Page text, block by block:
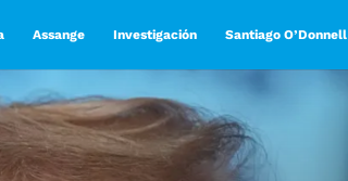
Assange Investigación Santiago O’Donnell